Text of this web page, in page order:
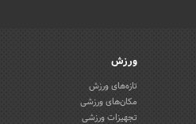
ورزش
تازه‌های ورزش
مکان‌های ورزشی
تجهیزات ورزشی